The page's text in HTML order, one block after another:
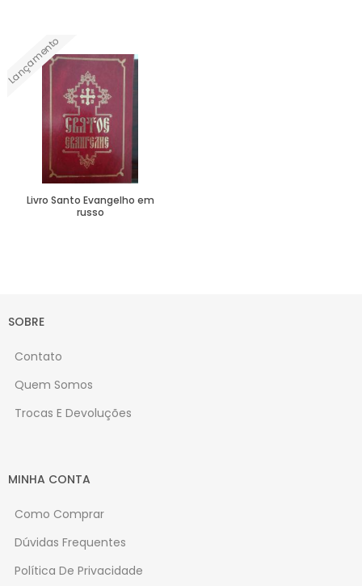
Lançamento
Livro Santo Evangelho em
russo
SOBRE
Contato
Quem Somos
Trocas E Devoluções
MINHA CONTA
Como Comprar
Dúvidas Frequentes
Política De Privacidade